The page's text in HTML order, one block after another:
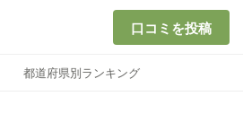
口コミを投稿
都道府県別ランキング